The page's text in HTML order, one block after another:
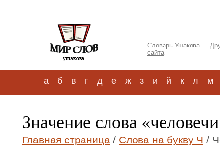
Словарь Ушакова
сайта
а б в г д е ж з и й к л м
Значение слова
Главная страница / Слова на букву Ч /